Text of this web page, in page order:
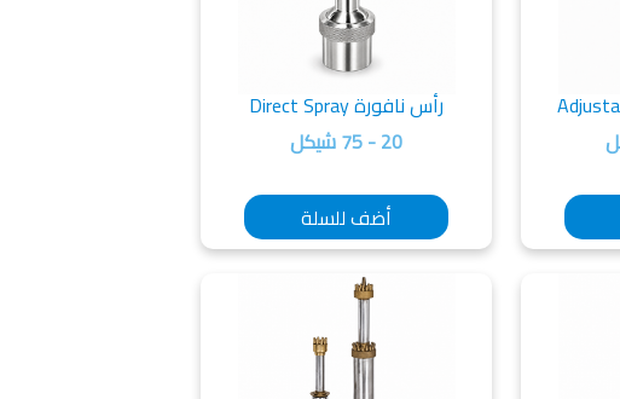
رأس نافورة Direct Spray
20 - 75 شيكل
أضف للسلة